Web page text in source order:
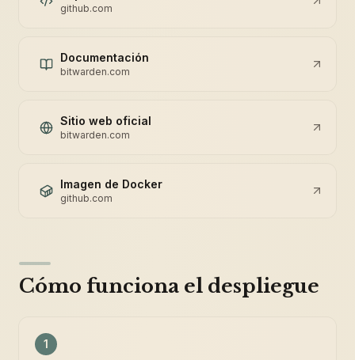
github.com
Documentación
bitwarden.com
Sitio web oficial
bitwarden.com
Imagen de Docker
github.com
Cómo funciona el despliegue
1